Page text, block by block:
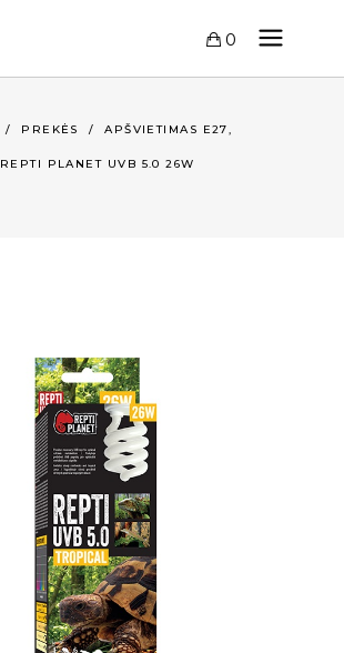
0
/ PREKĖS /APŠVIETIMAS E27,
REPTI PLANET UVB 5.0 26W